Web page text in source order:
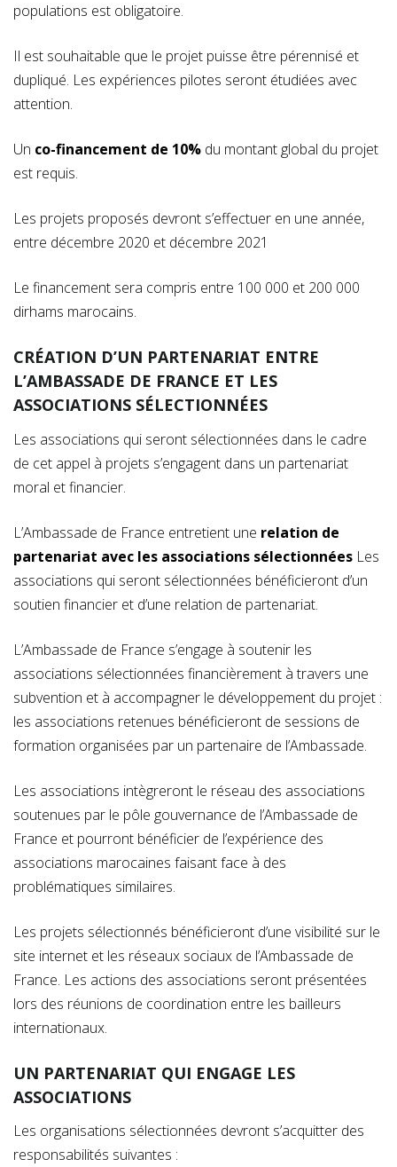
populations est obligatoire.
Il est souhaitable que le projet puisse être pérennisé et
dupliqué. Les expériences pilotes seront étudiées avec
attention.
Un co-financement de 10% du montant global du projet
est requis.
Les projets proposés devront s’effectuer en une année,
entre décembre 2020 et décembre 2021
Le financement sera compris entre 100 000 et 200 000
dirhams marocains.
CRÉATION D’UN PARTENARIAT ENTRE
L’AMBASSADE DE FRANCE ET LES
ASSOCIATIONS SÉLECTIONNÉES
Les associations qui seront sélectionnées dans le cadre
de cet appel à projets s’engagent dans un partenariat
moral et financier.
L’Ambassade de France entretient une relation de
partenariat avec les associations sélectionnées Les
associations qui seront sélectionnées bénéficieront d’un
soutien financier et d’une relation de partenariat.
L’Ambassade de France s’engage à soutenir les
associations sélectionnées financièrement à travers une
subvention et à accompagner le développement du projet :
les associations retenues bénéficieront de sessions de
formation organisées par un partenaire de l’Ambassade.
Les associations intègreront le réseau des associations
soutenues par le pôle gouvernance de l’Ambassade de
France et pourront bénéficier de l’expérience des
associations marocaines faisant face à des
problématiques similaires.
Les projets sélectionnés bénéficieront d’une visibilité sur le
site internet et les réseaux sociaux de l’Ambassade de
France. Les actions des associations seront présentées
lors des réunions de coordination entre les bailleurs
internationaux.
UN PARTENARIAT QUI ENGAGE LES
ASSOCIATIONS
Les organisations sélectionnées devront s’acquitter des
responsabilités suivantes :